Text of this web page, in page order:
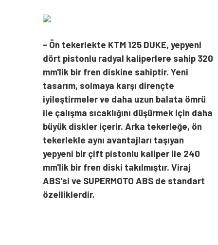
- Ön tekerlekte KTM 125 DUKE, yepyeni
dört pistonlu radyal kaliperlere sahip 320
mm'lik bir fren diskine sahiptir. Yeni
tasarım, solmaya karşı dirençte
iyileştirmeler ve daha uzun balata ömrü
ile çalışma sıcaklığını düşürmek için daha
büyük diskler içerir. Arka tekerleğe, ön
tekerlekle aynı avantajları taşıyan
yepyeni bir çift pistonlu kaliper ile 240
mm'lik bir fren diski takılmıştır. Viraj
ABS'si ve SUPERMOTO ABS de standart
özelliklerdir.